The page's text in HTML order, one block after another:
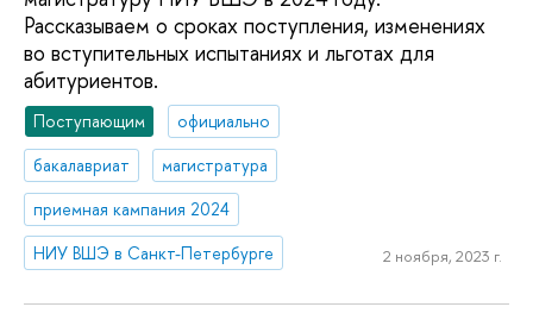
Рассказываем о сроках поступления, изменениях
во вступительных испытаниях и льготах для
абитуриентов.
Поступающим
официально
бакалавриат
магистратура
приемная кампания 2024
НИУ ВШЭ в Санкт-Петербурге
2 ноября, 2023 г.